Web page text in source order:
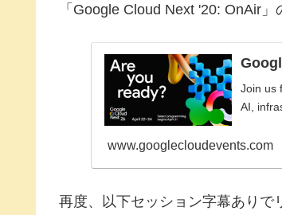
「Google Cloud Next '20: OnAir」
Join us
AI,
www.googlecloudevents.com
再度、以下セッション字幕ありで